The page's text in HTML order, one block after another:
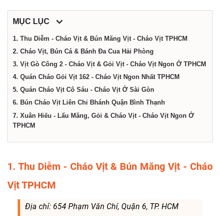
phố
Hồ
Chí
MỤC LỤC
1. Thu Diễm - Cháo Vịt & Bún Măng Vịt - Cháo Vịt TPHCM
2. Cháo Vịt, Bún Cá & Bánh Đa Cua Hải Phòng
3. Vịt Gò Công 2 - Cháo Vịt & Gỏi Vịt - Cháo Vịt Ngon Ở TPHCM
4. Quán Cháo Gỏi Vịt 162 - Cháo Vịt Ngon Nhất TPHCM
5. Quán Cháo Vịt Cô Sáu - Cháo Vịt Ở Sài Gòn
6. Bún Cháo Vịt Liên Chi Bhánh Quận Bình Thạnh
7. Xuân Hiếu - Lẩu Măng, Gỏi & Cháo Vịt - Cháo Vịt Ngon Ở
TPHCM
1. Thu Diễm - Cháo Vịt & Bún Măng Vịt - Cháo
Vịt TPHCM
Địa chỉ: 654 Phạm Văn Chí, Quận 6, TP. HCM